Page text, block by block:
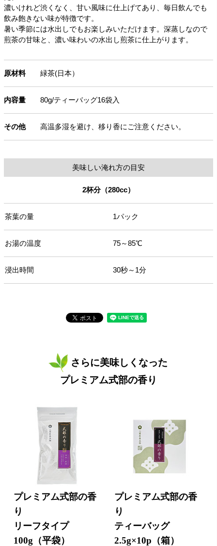
濃いけれど渋くなく、甘い風味に仕上げてあり、毎日飲んでも
飲み飽きない味が特徴です。
暑い季節には水出しでもお楽しみいただけます。深蒸しなので
煎茶の甘味と、濃い味わいの水出し煎茶に仕上がります。
原材料 緑茶(日本）
内容量 80g/ティーバッグ16袋入
その他 高温多湿を避け、移り香にご注意ください。
美味しい淹れ方の目安
2杯分（280cc）
茶葉の量 1パック
お湯の温度 75～85℃
浸出時間 30秒～1分
さらに美味しくなった
プレミアム式部の香り
プレミアム式部の香
り
リーフタイプ
100g（平袋）
プレミアム式部の香
り
ティーバッグ
2.5g×10p（箱）